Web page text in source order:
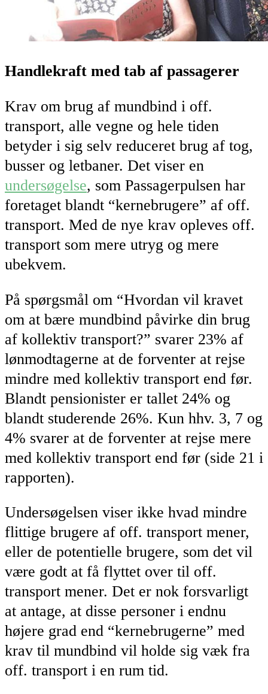
Handlekraft med tab af passagerer
Krav om brug af mundbind i off.
transport, alle vegne og hele tiden
betyder i sig selv reduceret brug af tog,
busser og letbaner. Det viser en
undersøgelse, som Passagerpulsen har
foretaget blandt “kernebrugere” af off.
transport. Med de nye krav opleves off.
transport som mere utryg og mere
ubekvem.
På spørgsmål om “Hvordan vil kravet
om at bære mundbind påvirke din brug
af kollektiv transport?” svarer 23% af
lønmodtagerne at de forventer at rejse
mindre med kollektiv transport end før.
Blandt pensionister er tallet 24% og
blandt studerende 26%. Kun hhv. 3, 7 og
4% svarer at de forventer at rejse mere
med kollektiv transport end før (side 21 i
rapporten).
Undersøgelsen viser ikke hvad mindre
flittige brugere af off. transport mener,
eller de potentielle brugere, som det vil
være godt at få flyttet over til off.
transport mener. Det er nok forsvarligt
at antage, at disse personer i endnu
højere grad end “kernebrugerne” med
krav til mundbind vil holde sig væk fra
off. transport i en rum tid.